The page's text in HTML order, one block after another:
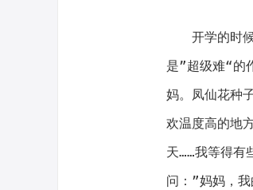
开学的时
是”超级难“的
妈。凤仙花种
欢温度高的地
天……我等得有
问：”妈妈，